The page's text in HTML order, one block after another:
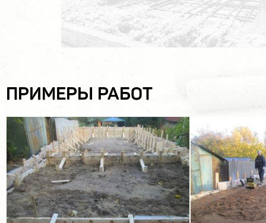
ПРИМЕРЫ РАБОТ